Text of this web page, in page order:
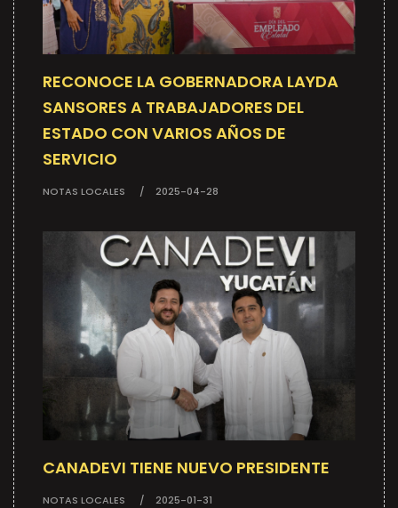
RECONOCE LA GOBERNADORA LAYDA
SANSORES A TRABAJADORES DEL
ESTADO CON VARIOS AÑOS DE
SERVICIO
NOTAS LOCALES 2025-04-28
CANADEVI TIENE NUEVO PRESIDENTE
NOTAS LOCALES 2025-01-31